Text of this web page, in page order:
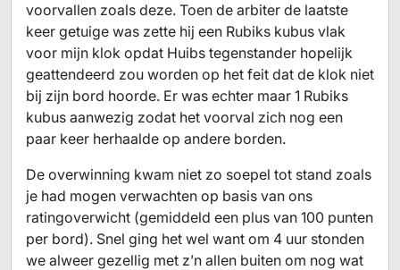
voorvallen zoals deze. Toen de arbiter de laatste
keer getuige was zette hij een Rubiks kubus vlak
voor mijn klok opdat Huibs tegenstander hopelijk
geattendeerd zou worden op het feit dat de klok niet
bij zijn bord hoorde. Er was echter maar 1 Rubiks
kubus aanwezig zodat het voorval zich nog een
paar keer herhaalde op andere borden.
De overwinning kwam niet zo soepel tot stand zoals
je had mogen verwachten op basis van ons
ratingoverwicht (gemiddeld een plus van 100 punten
per bord). Snel ging het wel want om 4 uur stonden
we alweer gezellig met z’n allen buiten om nog wat